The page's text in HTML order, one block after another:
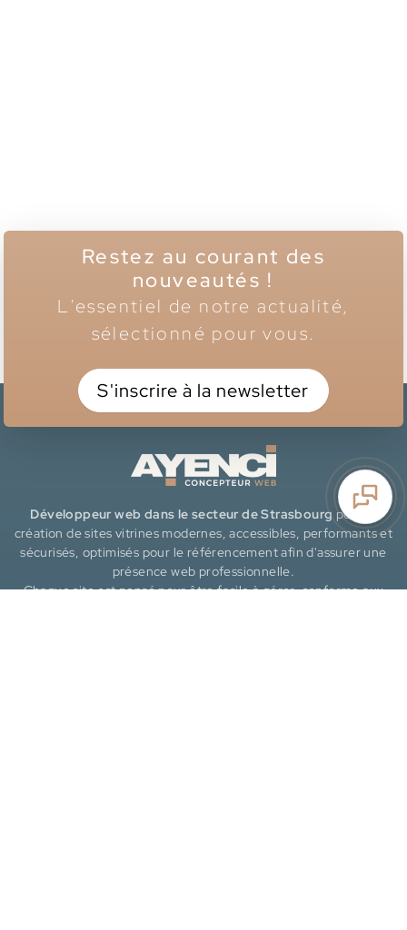
Restez au courant des
nouveautés !
L'essentiel de notre actualité,
sélectionné pour vous.
S'inscrire à la newsletter
Développeur web dans le secteur de Strasbourg pour la
création de sites vitrines modernes, accessibles, performants et
sécurisés, optimisés pour le référencement afin d'assurer une
présence web professionnelle.
Chaque site est pensé pour être facile à gérer, conforme aux